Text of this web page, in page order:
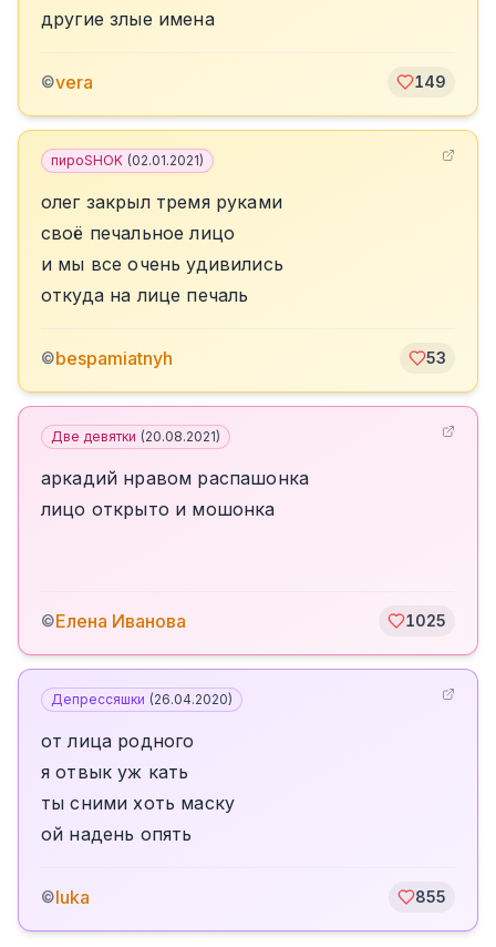
другие злые имена
©vera 149
пироSHOK (02.01.2021)
олег закрыл тремя руками
своё печальное лицо
и мы все очень удивились
откуда на лице печаль
©bespamiatnyh 53
Две девятки (20.08.2021)
аркадий нравом распашонка
лицо открыто и мошонка
©Елена Иванова 1025
Депрессяшки (26.04.2020)
от лица родного
я отвык уж кать
ты сними хоть маску
ой надень опять
©luka 855